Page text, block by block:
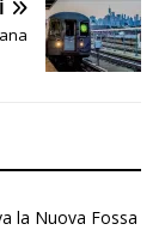
la Nuova Fossa